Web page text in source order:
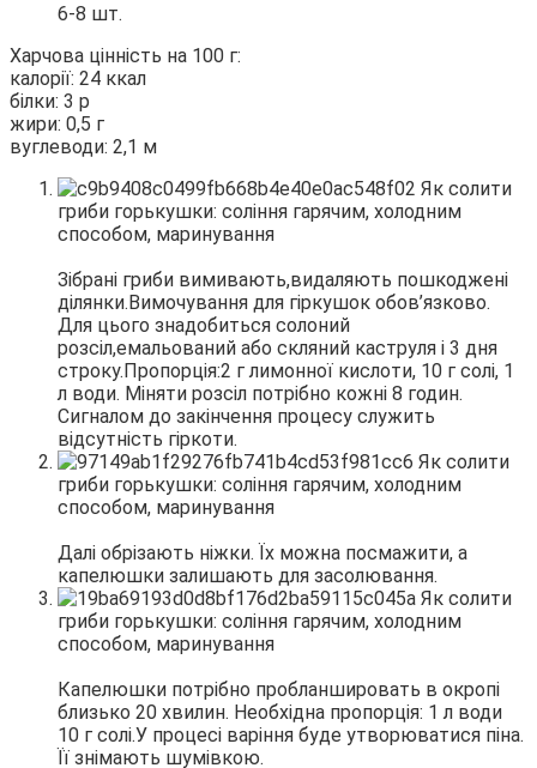
6-8 шт.
Харчова цінність на 100 г:
калорії: 24 ккал
білки: 3 р
жири: 0,5 г
вуглеводи: 2,1 м
Зібрані гриби вимивають,видаляють пошкоджені
ділянки.Вимочування для гіркушок обов’язково.
Для цього знадобиться солоний
розсіл,емальований або скляний каструля і 3 дня
строку.Пропорція:2 г лимонної кислоти, 10 г солі, 1
л води. Міняти розсіл потрібно кожні 8 годин.
Сигналом до закінчення процесу служить
відсутність гіркоти.
Далі обрізають ніжки. Їх можна посмажити, а
капелюшки залишають для засолювання.
Капелюшки потрібно пробланшировать в окропі
близько 20 хвилин. Необхідна пропорція: 1 л води
10 г солі.У процесі варіння буде утворюватися піна.
Її знімають шумівкою.